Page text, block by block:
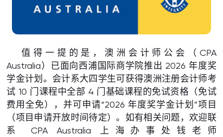
值得一提的是，澳洲会计师公会（CPA
Australia）已面向西浦国际商学院推出 2026 年度奖
学金计划。会计系大四学生可获得澳洲注册会计师考
试 10 门课程中全部 4 门基础课程的免试资格（免试
费用全免），并可申请“2026 年度奖学金计划”项目
（项目申请开放时间待定）。如有相关问题，欢迎联
系 CPA Australia 上海办事处钱老师